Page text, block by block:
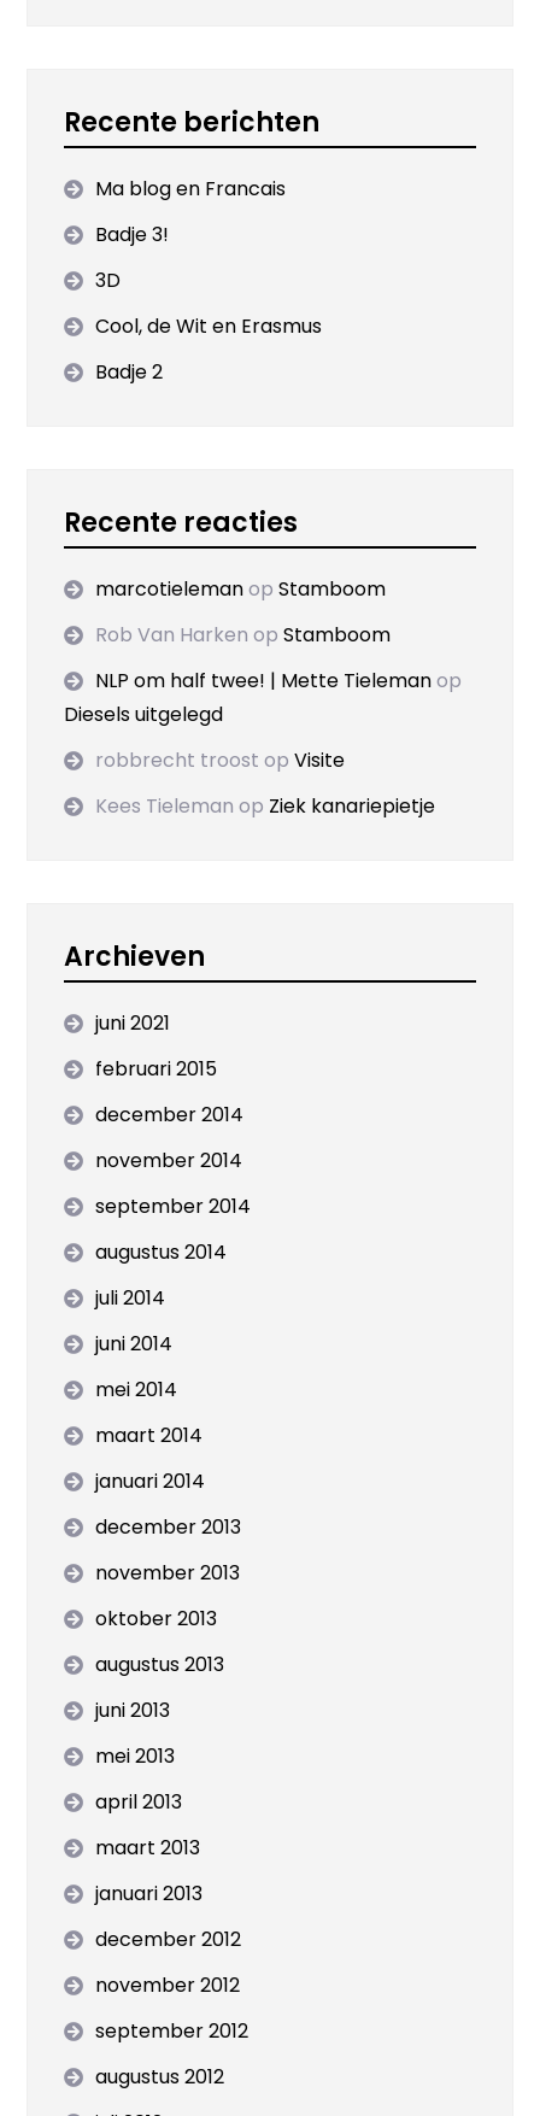
Recente berichten
Ma blog en Francais
Badje 3!
3D
Cool, de Wit en Erasmus
Badje 2
Recente reacties
marcotielemanopStamboom
Rob Van Harken opStamboom
NLP om half twee! | Mette Tielemanop
Diesels uitgelegd
robbrecht troost opVisite
Kees Tieleman op Ziek kanariepietje
Archieven
juni 2021
februari 2015
december 2014
november 2014
september 2014
augustus 2014
juli 2014
juni 2014
mei 2014
maart 2014
januari 2014
december 2013
november 2013
oktober 2013
augustus 2013
juni 2013
mei 2013
april 2013
maart 2013
januari 2013
december 2012
november 2012
september 2012
augustus 2012